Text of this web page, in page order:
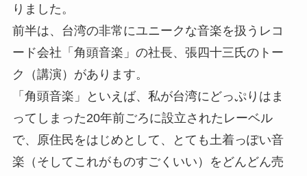
りました。
前半は、台湾の非常にユニークな音楽を扱うレコ
ード会社「角頭音楽」の社長、張四十三氏のトー
ク（講演）があります。
「角頭音楽」といえば、私が台湾にどっぷりはま
ってしまった20年前ごろに設立されたレーベル
で、原住民をはじめとして、とても土着っぽい音
楽（そしてこれがものすごくいい）をどんどん売